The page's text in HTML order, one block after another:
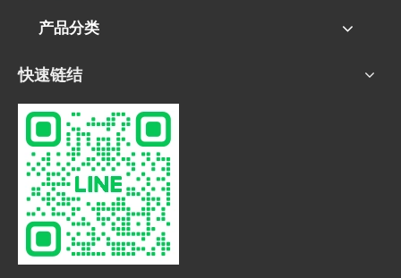
产品分类
快速链结